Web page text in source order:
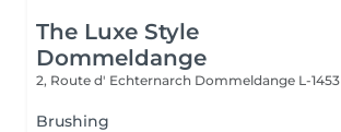
The Luxe Style
Dommeldange
2, Route d' Echternarch Dommeldange L-1453
Brushing